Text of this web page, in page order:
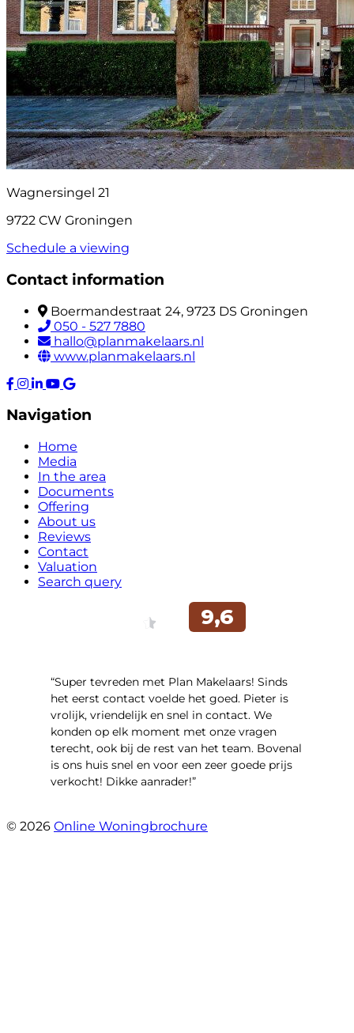
Wagnersingel 21
9722 CW Groningen
Schedule a viewing
Contact information
Boermandestraat 24, 9723 DS Groningen
050 - 527 7880
hallo@planmakelaars.nl
www.planmakelaars.nl
Navigation
Home
Media
In the area
Documents
Offering
About us
Reviews
Contact
Valuation
Search query
“Super tevreden met Plan Makelaars! Sinds
het eerst contact voelde het goed. Pieter is
vrolijk, vriendelijk en snel in contact. We
konden op elk moment met onze vragen
terecht, ook bij de rest van het team. Bovenal
is ons huis snel en voor een zeer goede prijs
verkocht! Dikke aanrader!”
© 2026 Online Woningbrochure